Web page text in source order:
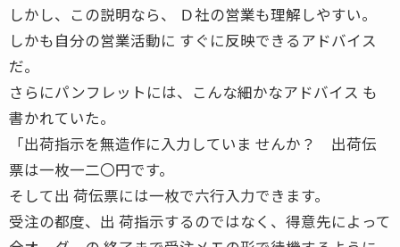
しかし、この説明なら、 Ｄ社の営業も理解しやすい。
しかも自分の営業活動に すぐに反映できるアドバイス
だ。
さらにパンフレットには、こんな細かなアドバイス も
書かれていた。
「出荷指示を無造作に入力していま せんか？ 出荷伝
票は一枚一二〇円です。
そして出 荷伝票には一枚で六行入力できます。
受注の都度、出 荷指示するのではなく、得意先によって